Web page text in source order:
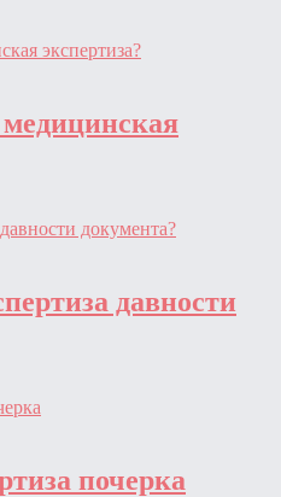
давности
почерка